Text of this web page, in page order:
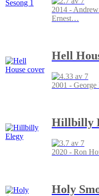
2014 -
Ernest…
Hell
2001 -
Hillbilly
2020 - Ron
Holy